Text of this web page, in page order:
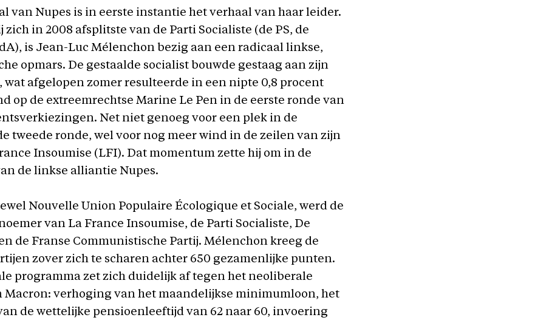
van Nupes is in eerste instantie het verhaal van haar leider.
zich in 2008 afsplitste van de Parti Socialiste (de PS, de
is Jean-Luc Mélenchon bezig aan een radicaal linkse,
opmars. De gestaalde socialist bouwde gestaag aan zijn
wat afgelopen zomer resulteerde in een nipte 0,8 procent
op de extreemrechtse Marine Le Pen in de eerste ronde van
Net niet genoeg voor een plek in de
tweede ronde, wel voor nog meer wind in de zeilen van zijn
Insoumise (LFI). Dat momentum zette hij om in de
de linkse alliantie Nupes.
Nouvelle Union Populaire Écologique et Sociale, werd de
van La France Insoumise, de Parti Socialiste, De
de Franse Communistische Partij. Mélenchon kreeg de
zover zich te scharen achter 650 gezamenlijke punten.
programma zet zich duidelijk af tegen het neoliberale
Macron: verhoging van het maandelijkse minimumloon, het
de wettelijke pensioenleeftijd van 62 naar 60, invoering